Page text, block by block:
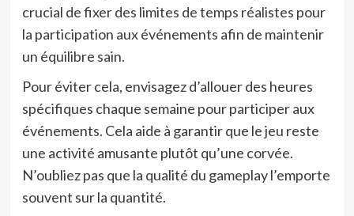
crucial de fixer des limites de temps réalistes pour
la participation aux événements afin de maintenir
un équilibre sain.
Pour éviter cela, envisagez d’allouer des heures
spécifiques chaque semaine pour participer aux
événements. Cela aide à garantir que le jeu reste
une activité amusante plutôt qu’une corvée.
N’oubliez pas que la qualité du gameplay l’emporte
souvent sur la quantité.